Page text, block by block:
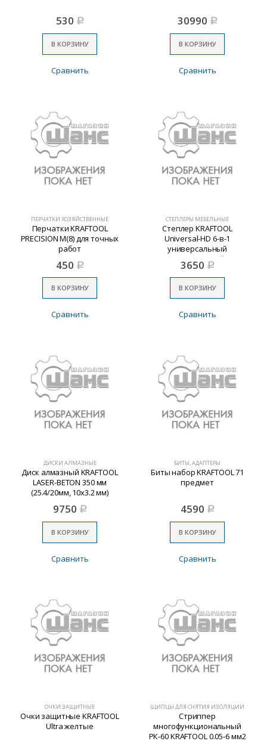
530 Р
В КОРЗИНУ
Сравнить
30990 Р
В КОРЗИНУ
Сравнить
ПЕРЧАТКИ ХОЗЯЙСТВЕННЫЕ
Перчатки KRAFTOOL
PRECISION M(8) для точных
работ
450 Р
В КОРЗИНУ
Сравнить
СТЕПЛЕРЫ МЕБЕЛЬНЫЕ
Степлер KRAFTOOL
Universal-HD 6-в-1
универсальный
алюминиевый
3650 Р
В КОРЗИНУ
Сравнить
ДИСКИ АЛМАЗНЫЕ
Диск алмазный KRAFTOOL
LASER-BETON 350 мм
(25.4/20мм, 10х3.2 мм)
9750 Р
В КОРЗИНУ
Сравнить
БИТЫ, АДАПТЕРЫ
Биты набор KRAFTOOL 71
предмет
4590 Р
В КОРЗИНУ
Сравнить
ОЧКИ ЗАЩИТНЫЕ
Очки защитные KRAFTOOL
Ultra желтые
ЩИПЦЫ ДЛЯ СНЯТИЯ ИЗОЛЯЦИИ
Стриппер
многофункциональный
РК-60 KRAFTOOL 0.05-6 мм2